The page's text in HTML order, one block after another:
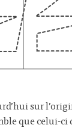
sur
que celui-ci